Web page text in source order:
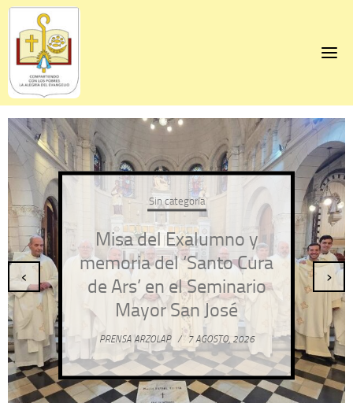
Skip
content
Sin categoría
Misa del Exalumno y
memoria del ‘Santo Cura
de Ars’ en el Seminario
Mayor San José
PRENSA ARZOLAP / 7 AGOSTO, 2026
‹ ›